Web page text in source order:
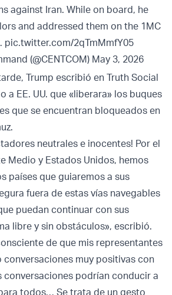
against Iran. While on board, he
and addressed them on the 1MC
pic.twitter.com/2qTmMmfY05
(@CENTCOM) May 3, 2026
Trump escribió en Truth Social
a EE. UU. que «liberara» los buques
que se encuentran bloqueados en
neutrales e inocentes! Por el
Medio y Estados Unidos, hemos
países que guiaremos a sus
fuera de estas vías navegables
puedan continuar con sus
libre y sin obstáculos», escribió.
de que mis representantes
conversaciones muy positivas con
conversaciones podrían conducir a
todos… Se trata de un gesto